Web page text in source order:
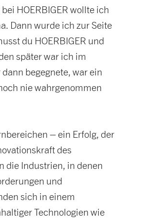
HOERBIGER wollte ich
Dann wurde ich zur Seite
du HOERBIGER und
später war ich im
begegnete, war ein
nie wahrgenommen
– ein Erfolg, der
des
die Industrien, in denen
und
sich in einem
Technologien wie